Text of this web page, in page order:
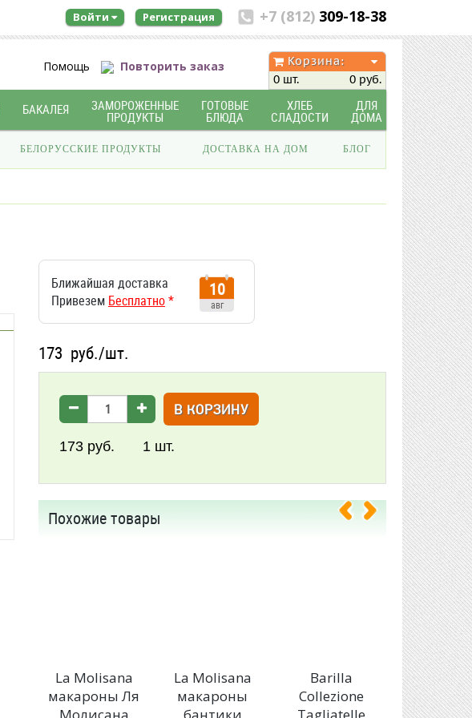
+7 (812) 309-18-38
Войти Регистрация
Помощь Повторить заказ
Корзина:
0 шт.
0 руб.
БАКАЛЕЯ ЗАМОРОЖЕННЫЕ
ПРОДУКТЫ
ГОТОВЫЕ
БЛЮДА
ХЛЕБ
СЛАДОСТИ
ДЛЯ
ДОМА
БЕЛОРУССКИЕ ПРОДУКТЫ ДОСТАВКА НА ДОМ БЛОГ
Ближайшая доставка
Привезем Бесплатно*
10
авг
173 руб./шт.
В КОРЗИНУ
173 руб. 1 шт.
Похожие товары
La Molisana
макароны Ля
La Molisana
макароны
Barilla
Collezione
Barilla